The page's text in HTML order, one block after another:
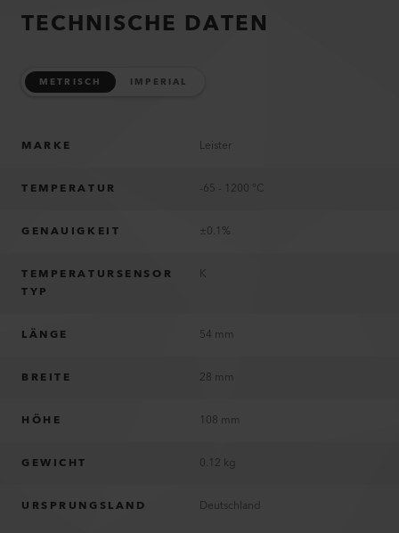
TECHNISCHE DATEN
METRISCH IMPERIAL
MARKE Leister
TEMPERATUR -65 - 1200 °C
GENAUIGKEIT ±0.1%
TEMPERATURSENSOR
TYP
K
LÄNGE 54 mm
BREITE 28 mm
HÖHE 108 mm
GEWICHT 0.12 kg
URSPRUNGSLAND Deutschland